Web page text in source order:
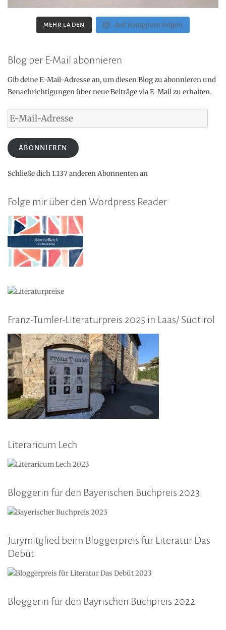
MEHR LADEN Auf Instagram folgen
Blog per E-Mail abonnieren
Gib deine E-Mail-Adresse an, um diesen Blog zu abonnieren und
Benachrichtigungen über neue Beiträge via E-Mail zu erhalten.
E-
Mail-
Adresse
ABONNIEREN
Schließe dich 1.137 anderen Abonnenten an
Folge mir über den Wordpress Reader
Franz-Tumler-Literaturpreis 2025 in Laas/ Südtirol
Literaricum Lech
Bloggerin für den Bayerischen Buchpreis 2023
Jurymitglied beim Bloggerpreis für Literatur Das
Debüt
Bloggerin für den Bayrischen Buchpreis 2022